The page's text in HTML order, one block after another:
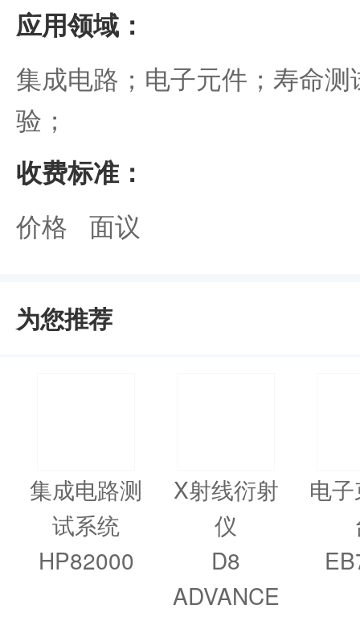
应用领域：
集成电路；电子元件；寿命
验；
收费标准：
价格 面议
为您推荐
集成电路测
试系统
HP82000
X射线衍射
仪
D8
ADVANCE
电